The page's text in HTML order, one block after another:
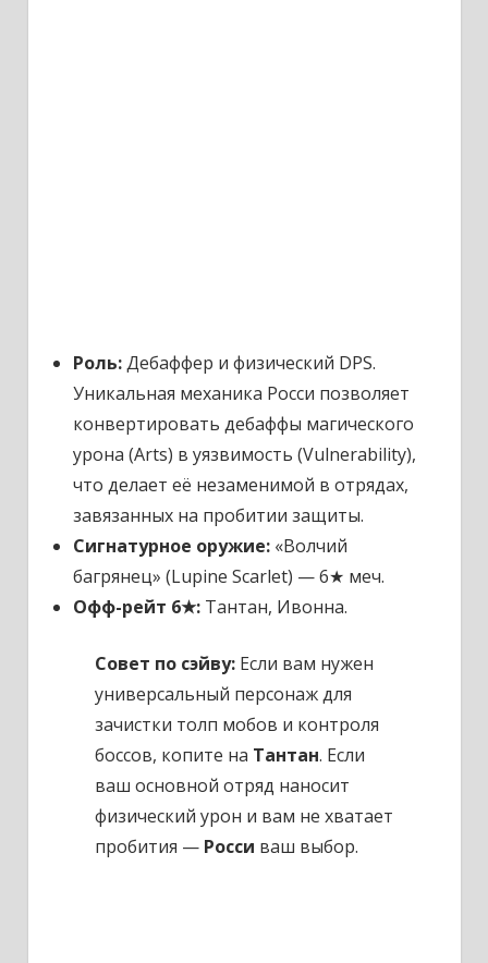
Роль:Дебаффер и физический DPS.
Уникальная механика Росси позволяет
конвертировать дебаффы магического
урона (Arts) в уязвимость (Vulnerability),
что делает её незаменимой в отрядах,
завязанных на пробитии защиты.
Сигнатурное оружие:«Волчий
багрянец» (Lupine Scarlet) — 6★ меч.
Офф-рейт 6★:Тантан, Ивонна.
Совет по сэйву:Если вам нужен
универсальный персонаж для
зачистки толп мобов и контроля
боссов, копите на Тантан. Если
ваш основной отряд наносит
физический урон и вам не хватает
пробития — Росси ваш выбор.